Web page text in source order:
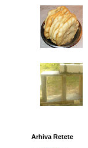
Arhiva Retete